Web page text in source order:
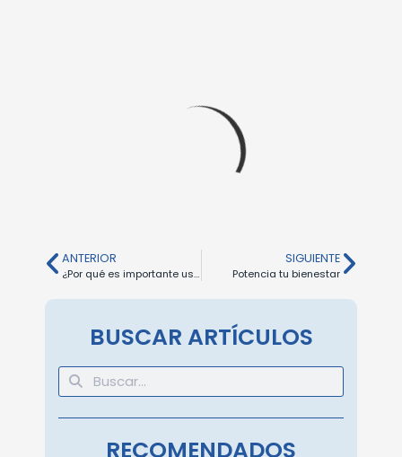
ANTERIOR
¿Por qué es importante usar protector solar?
SIGUIENTE
Potencia tu bienestar
BUSCAR ARTÍCULOS
RECOMENDADOS